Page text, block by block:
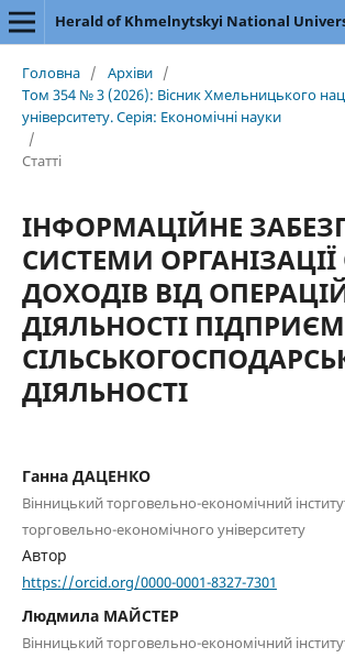
Головна / Архіви /
Том 354 № 3 (2026): Вісник Хмельницького
університету. Серія: Економічні науки
/
Статті
ІНФОРМАЦІЙНЕ
СИСТЕМИ ОРГАНІЗАЦІЇ
ДОХОДІВ ВІД
ДІЯЛЬНОСТІ
ДІЯЛЬНОСТІ
Ганна ДАЦЕНКО
Вінницький торговельно-економічний
торговельно-економічного університету
Автор
https://orcid.org/0000-0001-8327-7301
Людмила МАЙСТЕР
Вінницький торговельно-економічний